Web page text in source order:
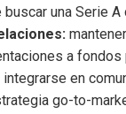
una Serie A
a
integrarse en
go-to-